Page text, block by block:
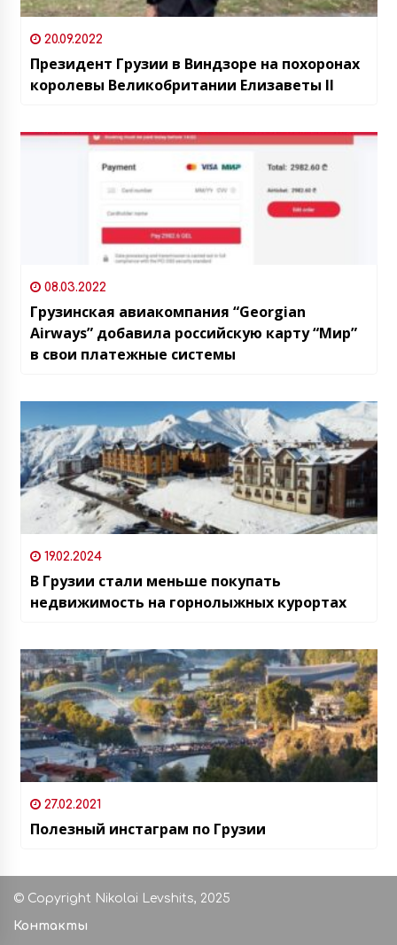
20.09.2022
Президент Грузии в Виндзоре на похоронах
королевы Великобритании Елизаветы II
08.03.2022
Грузинская авиакомпания “Georgian
Airways” добавила российскую карту “Мир”
в свои платежные системы
19.02.2024
В Грузии стали меньше покупать
недвижимость на горнолыжных курортах
27.02.2021
Полезный инстаграм по Грузии
© Copyright Nikolai Levshits, 2025
Контакты